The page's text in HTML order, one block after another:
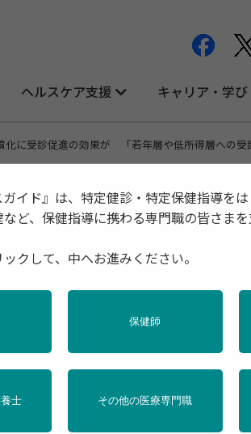
ヘルスケア支援 キャリア・学び
化に受診促進の効果が 「若年層や低所得層への受
効果が 「若年層や低所得
額をゼロにする
ガイド』は、特定健診・特定保健指導を
ど、保健指導に携わる専門職の皆さま
クして、中へお進みください。
保健師
士 その他の医療専門職